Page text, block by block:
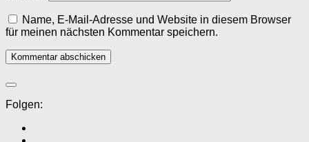
Name, E-Mail-Adresse und Website in diesem Browser
für meinen nächsten Kommentar speichern.
Folgen: